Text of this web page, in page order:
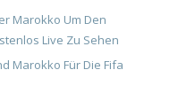
Marokko Um Den
Live Zu Sehen
Marokko Für Die Fifa